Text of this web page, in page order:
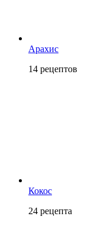
Арахис
14 рецептов
Кокос
24 рецепта